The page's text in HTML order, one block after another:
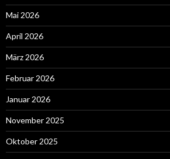
Mai 2026
April 2026
März 2026
Februar 2026
Januar 2026
November 2025
Oktober 2025